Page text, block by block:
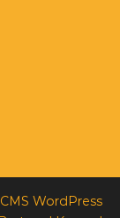
CMS WordPress